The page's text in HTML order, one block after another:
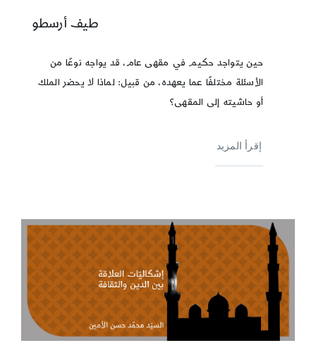
طيف أرسطو
حين يتواجد حكيم في مقهى عام، قد يواجه نوعًا من
الأسئلة مختلفًا عما يعهده، من قبيل: لماذا لا يحضر الملك
أو حاشيته إلى المقهى؟
إقرأ المزيد